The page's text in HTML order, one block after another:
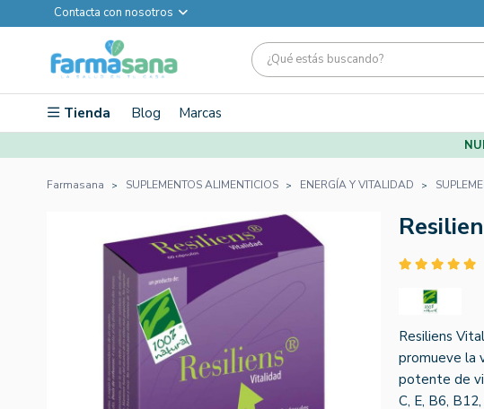
Contacta con nosotros
Tienda Blog Marcas
Farmasana SUPLEMENTOS ALIMENTICIOS ENERGÍA Y VITALIDAD
Resiliens
promueve la
potente de
C, E, B6,